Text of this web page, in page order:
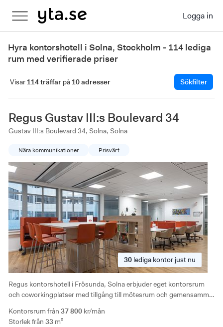
Logga in
Hyra kontorshotell i Solna, Stockholm - 114 lediga
rum med verifierade priser
Visar 114 träffar på 10 adresser Sökfilter
Regus Gustav III:s Boulevard 34
Gustav III:s Boulevard 34, Solna, Solna
Nära kommunikationer Prisvärt
30 lediga kontor just nu
Kontorsrum från 37 800 kr/mån
Storlek från 33 m²
Regus kontorshotell i Frösunda, Solna erbjuder eget kontorsrum
och coworkingplatser med tillgång till mötesrum och gemensamma
där ni har tillgång till Regus andra anläggningar.